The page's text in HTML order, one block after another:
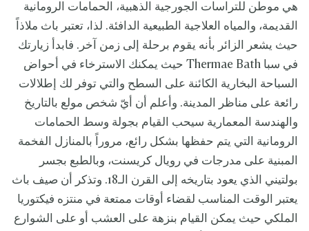
هي موطن للتراسات الجورجية الذهبية، الحمامات الرومانية
القديمة، والمياه العلاجية الطبيعية الدافئة. لذا، تعتبر باث ملاذاً
حيث يشعر الزائر بأنه يقوم برحلة إلى زمن آخر. فابدأ زيارتك
في سبا Thermae Bath حيث يمكنك الاسترخاء في أحواض
السباحة البخارية الكائنة على السطح والتي توفر لك إطلالات
رائعة على مناظر المدينة. وأعلم أن أيّ شخص مولع بالتاريخ
والهندسة المعمارية سيحب القيام بجولة وسط الحمامات
الرومانية التي يتم حفظها بشكل رائع، مروراً بالمنازل الفخمة
المبنية على مدرجات في رويال كريسنت، وبالطبع بجسر
بولتيني الذي يعود بتاريخه إلى القرن الـ18. وتذكر أن صيف باث
يعتبر الوقت المناسب لقضاء أوقات ممتعة في منتزه فيكتوريا
الملكي حيث يمكن القيام بنزهة على العشب أو على الشوارع